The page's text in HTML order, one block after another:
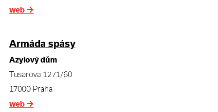
web →
Armáda spásy
Azylový dům
Tusarova 1271/60
17000 Praha
web →